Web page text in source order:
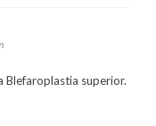
Blefaroplastia superior.